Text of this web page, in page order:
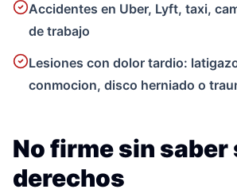
Accidentes en Uber, Lyft, taxi,
de trabajo
Lesiones con dolor tardio:
conmocion, disco herniado o
No firme sin saber
derechos